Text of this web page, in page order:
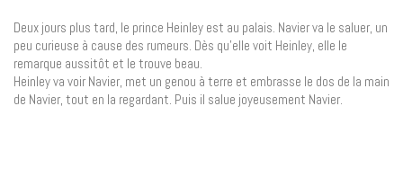
Deux jours plus tard, le prince Heinley est au palais. Navier va le saluer, un
peu curieuse à cause des rumeurs. Dès qu’elle voit Heinley, elle le
remarque aussitôt et le trouve beau.
Heinley va voir Navier, met un genou à terre et embrasse le dos de la main
de Navier, tout en la regardant. Puis il salue joyeusement Navier.